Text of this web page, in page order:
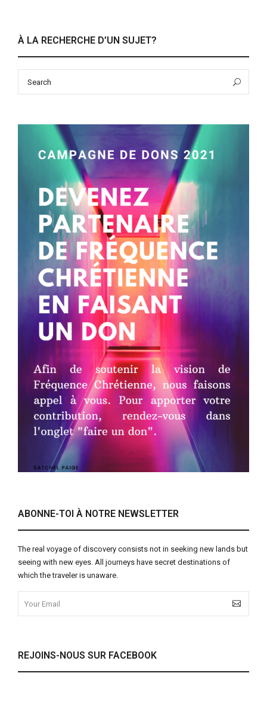
À LA RECHERCHE D’UN SUJET?
ABONNE-TOI À NOTRE NEWSLETTER
The real voyage of discovery consists not in seeking new lands but
seeing with new eyes. All journeys have secret destinations of
which the traveler is unaware.
REJOINS-NOUS SUR FACEBOOK